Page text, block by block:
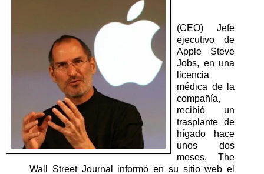
(CEO) Jefe
ejecutivo de
Apple Steve
Jobs, en una
licencia
médica de la
compañía,
recibió un
trasplante de
hígado hace
unos dos
meses, The
Wall Street Journal informó en su sitio web el